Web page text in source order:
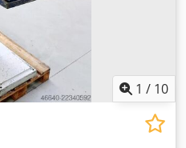
1 / 10